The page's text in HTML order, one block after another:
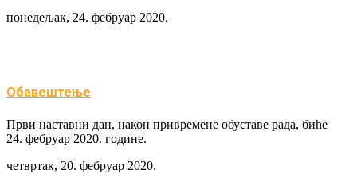
понедељак, 24. фебруар 2020.
Обавештење
Први наставни дан, након привремене обуставе рада, биће
24. фебруар 2020. године.
четвртак, 20. фебруар 2020.